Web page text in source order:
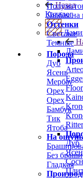
Любая на
Оттенки
Светлые
Темные
Порода
Дуб
Ясень
Мербау
Орех
Орех
Бамбук
Тик
Ятоба
На ощупь
Без
Гладкая
Назад
Каталог
Ritter
Дуб